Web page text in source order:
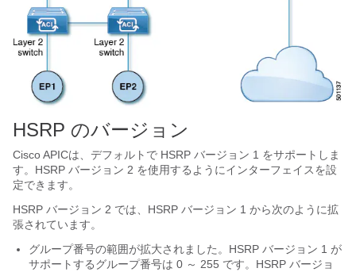
HSRP のバージョン
Cisco APICは、デフォルトで HSRP バージョン 1 をサポートしま
す。HSRP バージョン 2 を使用するようにインターフェイスを設
定できます。
HSRP バージョン 2 では、HSRP バージョン 1 から次のように拡
張されています。
グループ番号の範囲が拡大されました。HSRP バージョン 1 が
サポートするグループ番号は 0 ～ 255 です。HSRP バージョ